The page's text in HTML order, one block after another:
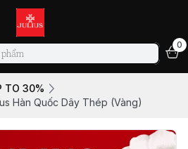
0
TO 30%
Hàn Quốc Dây Thép (Vàng)